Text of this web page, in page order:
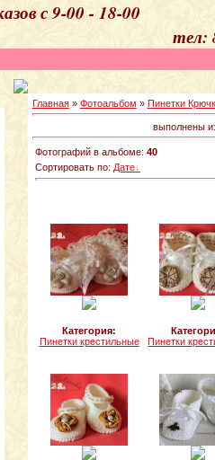
тел:
Главная» Фотоальбом » Пинетки
выполнены
Фотографий в альбоме: 40
Сортировать по: Дате
Категория:
Пинетки крестильные
Пинетки